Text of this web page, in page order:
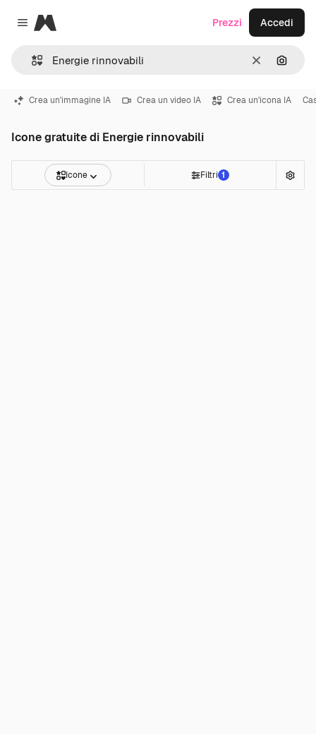
Close menu
Magnific
CancellaCerca
Prezzi Accedi
Crea un'immagine IA Crea un video IA Crea un'icona IA
Icone gratuite di Energie rinnovabili
Icone Filtri 1